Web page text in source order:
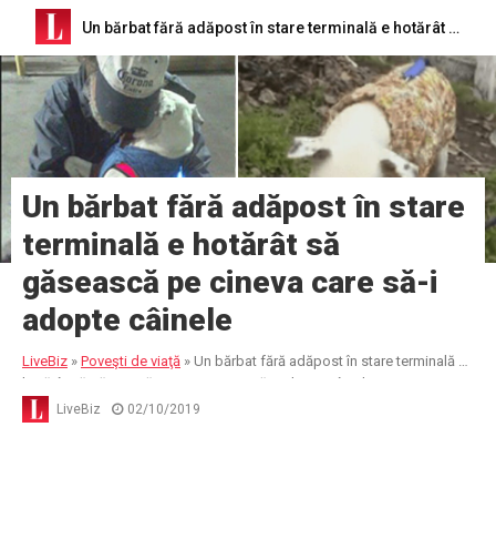
Un bărbat fără adăpost în stare terminală e hotărât să găsească pe cineva care să-i adopte câinele
Un bărbat fără adăpost în stare
terminală e hotărât să
găsească pe cineva care să-i
adopte câinele
LiveBiz » Poveşti de viaţă » Un bărbat fără adăpost în stare terminală e
hotărât să găsească pe cineva care să-i adopte câinele
LiveBiz 02/10/2019